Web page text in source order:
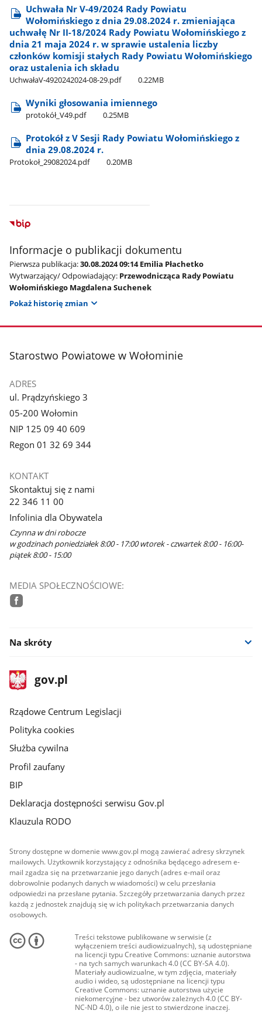
Uchwała Nr V-49/2024 Rady Powiatu
Wołomińskiego z dnia 29.08.2024 r. zmieniająca
uchwałę Nr II-18/2024 Rady Powiatu Wołomińskiego z
dnia 21 maja 2024 r. w sprawie ustalenia liczby
członków komisji stałych Rady Powiatu Wołomińskiego
oraz ustalenia ich składu
UchwałaV-4920242024-08-29.pdf 0.22MB
Wyniki głosowania imiennego
protokół​_V49.pdf 0.25MB
Protokół z V Sesji Rady Powiatu Wołomińskiego z
dnia 29.08.2024 r.
Protokoł​_29082024.pdf 0.20MB
Informacje o publikacji dokumentu
Pierwsza publikacja:30.08.2024 09:14 Emilia Płachetko
Wytwarzający/ Odpowiadający: Przewodnicząca Rady Powiatu
Wołomińskiego Magdalena Suchenek
Pokaż historię zmian
stopka
Starostwo Powiatowe w Wołominie
ADRES
ul. Prądzyńskiego 3
05-200 Wołomin
NIP 125 09 40 609
Regon 01 32 69 344
KONTAKT
Skontaktuj się z nami
22 346 11 00
Infolinia dla Obywatela
Czynna w dni robocze
w godzinach poniedziałek 8:00 - 17:00 wtorek - czwartek 8:00 - 16:00-
piątek 8:00 - 15:00
MEDIA SPOŁECZNOŚCIOWE:
Na skróty
stopka
gov.plStrona
gov.pl
Rządowe Centrum Legislacji
Polityka cookies
Służba cywilna
Profil zaufany
BIP
Deklaracja dostępności serwisu Gov.pl
Klauzula RODO
Strony dostępne w domenie www.gov.pl mogą zawierać adresy skrzynek
mailowych. Użytkownik korzystający z odnośnika będącego adresem e-
mail zgadza się na przetwarzanie jego danych (adres e-mail oraz
dobrowolnie podanych danych w wiadomości) w celu przesłania
odpowiedzi na przesłane pytania. Szczegóły przetwarzania danych przez
każdą z jednostek znajdują się w ich politykach przetwarzania danych
osobowych.
Treści tekstowe publikowane w serwisie (z
wyłączeniem treści audiowizualnych), są udostępniane
na licencji typu Creative Commons: uznanie autorstwa
- na tych samych warunkach 4.0 (CC BY-SA 4.0).
Materiały audiowizualne, w tym zdjęcia, materiały
audio i wideo, są udostępniane na licencji typu
Creative Commons: uznanie autorstwa użycie
niekomercyjne - bez utworów zależnych 4.0 (CC BY-
NC-ND 4.0), o ile nie jest to stwierdzone inaczej.